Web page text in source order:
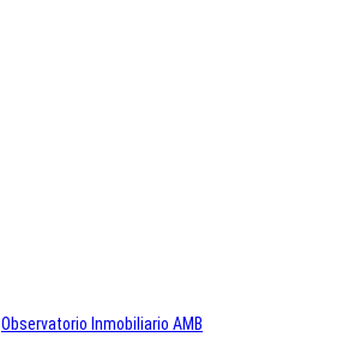
Observatorio Inmobiliario AMB